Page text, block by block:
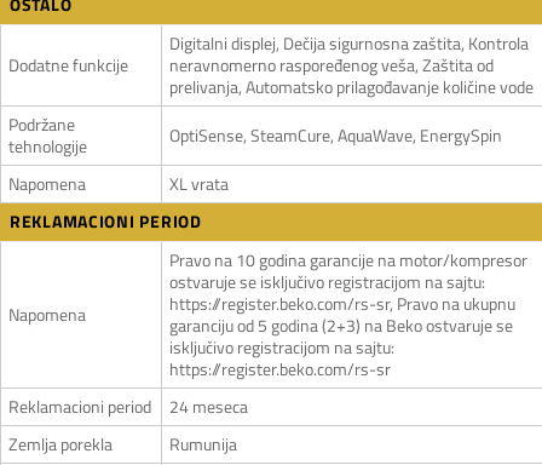
Dodatne funkcije
Digitalni displej, Dečija sigurnosna zaštita, Kontrola
neravnomerno raspoređenog veša, Zaštita od
prelivanja, Automatsko prilagođavanje količine vode
Podržane
tehnologije
OptiSense, SteamCure, AquaWave, EnergySpin
Napomena
XL vrata
REKLAMACIONI PERIOD
Napomena
Pravo na 10 godina garancije na motor/kompresor
ostvaruje se isključivo registracijom na sajtu:
https://register.beko.com/rs-sr, Pravo na ukupnu
garanciju od 5 godina (2+3) na Beko ostvaruje se
isključivo registracijom na sajtu:
https://register.beko.com/rs-sr
Reklamacioni period
24 meseca
Zemlja porekla
Rumunija